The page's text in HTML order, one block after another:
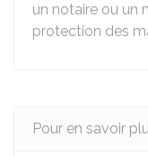
un notaire ou un
protection des
Pour en savoir